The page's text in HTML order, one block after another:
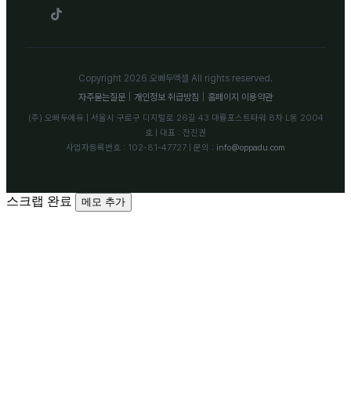
Copyright 2026 오빠두엑셀 All rights reserved.
자주묻는질문
개인정보 취급방침 홈페이지 이용약관
(주) 오빠두에듀 | 서울시 구로구 디지털로 26길 43 대륭포스트타워 8차 L동 2004
호 | 대표 : 전진권
사업자등록번호 : 102-81-47727 | 문의 : info@oppadu.com
스크랩 완료 메모 추가